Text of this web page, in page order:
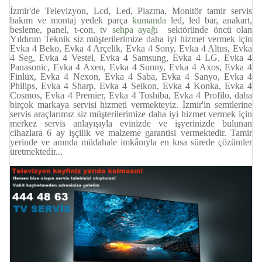
İzmir'de Televizyon, Lcd, Led, Plazma, Monitör tamir servis
bakım ve montaj yedek parça kumanda led, led bar, anakart,
besleme, panel, t-con,tv sehpa ayağı sektöründe öncü olan
Yıldırım Teknik siz müşterilerimize daha iyi hizmet vermek için
Evka 4 Beko, Evka 4 Arçelik, Evka 4 Sony, Evka 4 Altus, Evka
4 Seg, Evka 4 Vestel, Evka 4 Samsung, Evka 4 LG, Evka 4
Panasonic, Evka 4 Axen, Evka 4 Sunny, Evka 4 Axos, Evka 4
Finlüx, Evka 4 Nexon, Evka 4 Saba, Evka 4 Sanyo, Evka 4
Philips, Evka 4 Sharp, Evka 4 Seikon, Evka 4 Konka, Evka 4
Cosmos, Evka 4 Premier, Evka 4 Toshiba, Evka 4 Profilo, daha
birçok markaya servisi hizmeti vermekteyiz. İzmir'in semtlerine
servis araçlarımız siz müşterilerimize daha iyi hizmet vermek için
merkez servis anlayışıyla evinizde ve işyerinizde bulunan
cihazlara 6 ay işçilik ve malzeme garantisi vermektedir. Tamir
yerinde ve anında müdahale imkânıyla en kısa sürede çözümler
üretmektedir...